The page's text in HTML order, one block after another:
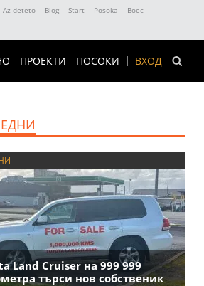
Az-deteto Blog Start Posoka
Boec
ВХОД
ПРОЕКТИ ПОСОКИ
Land Cruiser на 999 999
търси нов собственик